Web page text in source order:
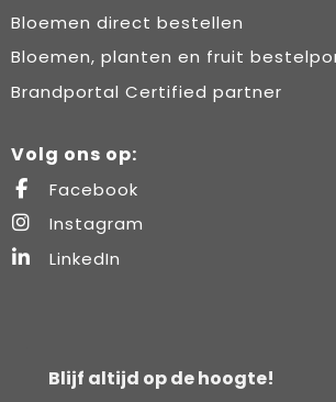
Bloemen direct bestellen
Bloemen, planten en fruit
Brandportal Certified partner
Volg ons op:
Facebook
Instagram
LinkedIn
Blijf altijd op de hoogte!